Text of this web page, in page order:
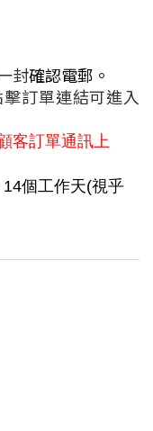
封確認電郵。
訂單連結可進入
客訂單通訊上
14個工作天(視乎